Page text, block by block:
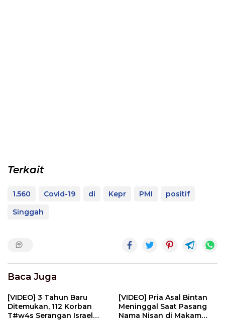
Terkait
1.560 Covid-19 di Kepr PMI
positif
Singgah
Baca Juga
[VIDEO] 3 Tahun Baru
Ditemukan, 112 Korban
T#w4s Serangan Israel
[VIDEO] Pria Asal Bintan
Meninggal Saat Pasang
Nama Nisan di Makam